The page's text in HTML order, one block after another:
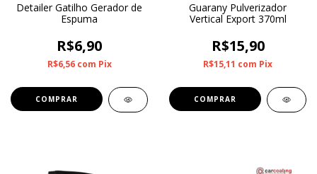
Detailer Gatilho Gerador de
Espuma
R$6,90
R$6,56 com Pix
Guarany Pulverizador
Vertical Export 370ml
R$15,90
R$15,11 com Pix